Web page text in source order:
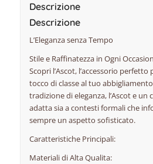
Descrizione
Descrizione
L’Eleganza senza Tempo
Stile e Raffinatezza in Ogni
Scopri l’Ascot, l’accessorio
tocco di classe al tuo
tradizione di eleganza, l’Ascot e un
adatta sia a contesti formali che
sempre un aspetto sofisticato.
Caratteristiche Principali:
Materiali di Alta Qualita: